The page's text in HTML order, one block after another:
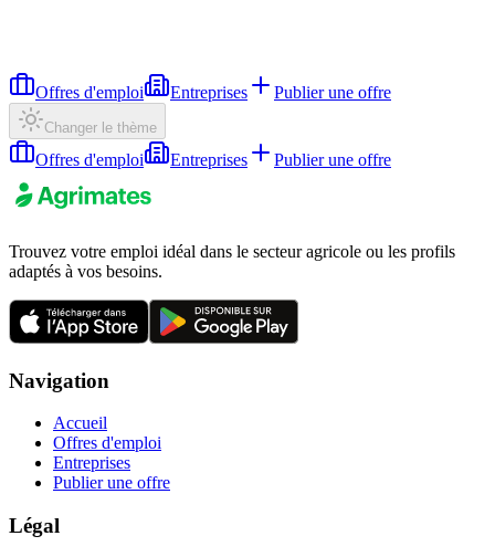
Offres d'emploi Entreprises Publier une offre
Changer le thème
Offres d'emploi Entreprises Publier une offre
Trouvez votre emploi idéal dans le secteur agricole ou les profils
adaptés à vos besoins.
Navigation
Accueil
Offres d'emploi
Entreprises
Publier une offre
Légal